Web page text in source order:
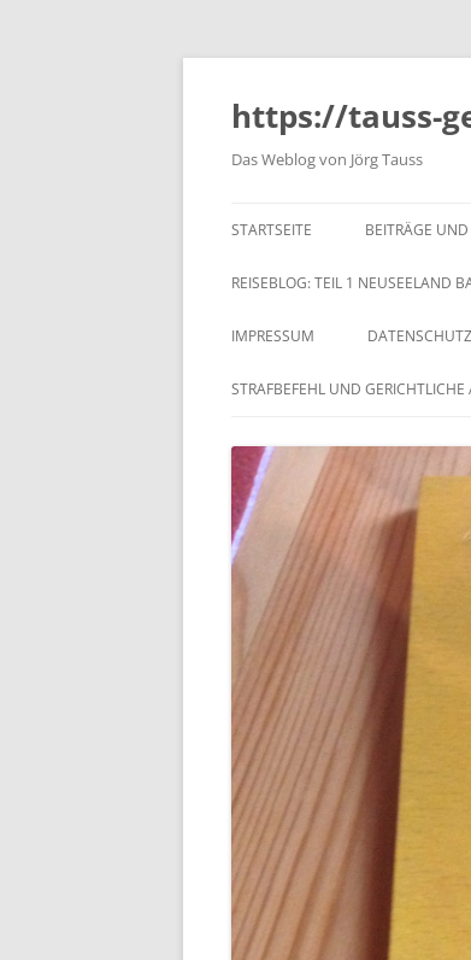
https://tauss-
Das Weblog von Jörg Tauss
STARTSEITE BEITRÄGE
REISEBLOG: TEIL 1 NEUSEELAND
IMPRESSUM DATENSCHUTZ
STRAFBEFEHL UND